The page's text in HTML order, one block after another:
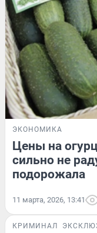
ЭКОНОМИКА
Цены на
сильно не
подорожала
11 марта, 2026, 13:41
КРИМИНАЛ